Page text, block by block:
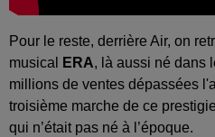
Pour le reste, derrière Air, on
musical
ERA, là aussi né dans
millions de ventes dépassées
troisième marche de ce
qui n’était pas né à l’époque.